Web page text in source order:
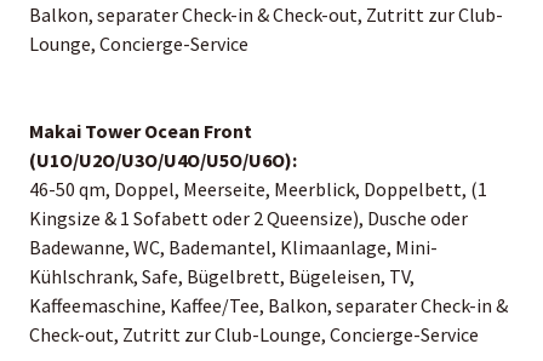
Balkon, separater Check-in & Check-out, Zutritt zur Club-
Lounge, Concierge-Service
Makai Tower Ocean Front
(U1O/U2O/U3O/U4O/U5O/U6O):
46-50 qm, Doppel, Meerseite, Meerblick, Doppelbett, (1
Kingsize & 1 Sofabett oder 2 Queensize), Dusche oder
Badewanne, WC, Bademantel, Klimaanlage, Mini-
Kühlschrank, Safe, Bügelbrett, Bügeleisen, TV,
Kaffeemaschine, Kaffee/Tee, Balkon, separater Check-in &
Check-out, Zutritt zur Club-Lounge, Concierge-Service